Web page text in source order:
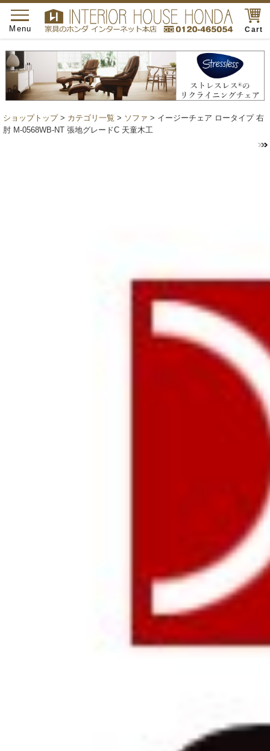
Cart
toggle
navigation
Menu
ショップトップ> カテゴリ一覧 > ソファ > イージーチェア ロータイプ 右
肘 M-0568WB-NT 張地グレードC 天童木工